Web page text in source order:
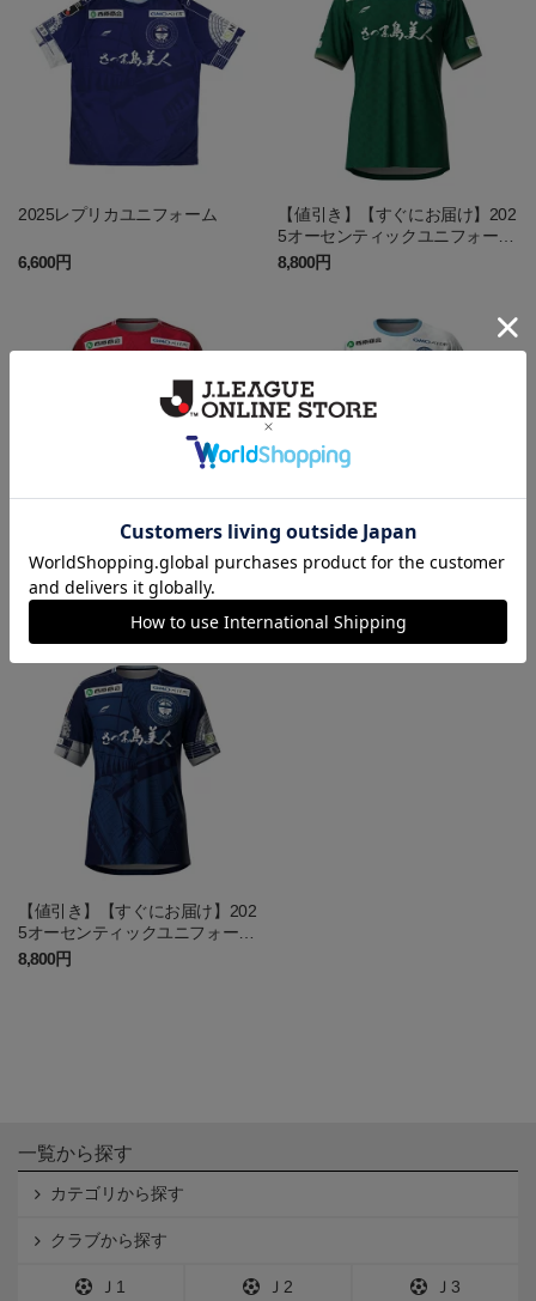
2025レプリカユニフォーム
6,600円
【値引き】【すぐにお届け】202
5オーセンティックユニフォーム
GK2nd
8,800円
【値引き】【すぐにお届け】202
5オーセンティックユニフォーム
GK1st
【値引き】【すぐにお届け】202
FP2nd
【値引き】【すぐにお届け】202
5オーセンティックユニフォーム
FP1st
8,800円
一覧から探す
カテゴリから探す
クラブから探す
Ｊ1 Ｊ2 Ｊ3